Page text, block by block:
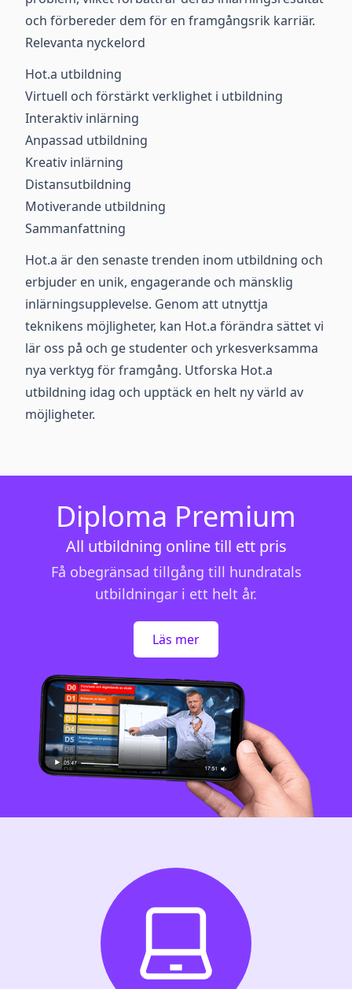
och förbereder dem för en framgångsrik karriär.
Relevanta nyckelord
Hot.a utbildning
Virtuell och förstärkt verklighet i utbildning
Interaktiv inlärning
Anpassad utbildning
Kreativ inlärning
Distansutbildning
Motiverande utbildning
Sammanfattning
Hot.a är den senaste trenden inom utbildning och
erbjuder en unik, engagerande och mänsklig
inlärningsupplevelse. Genom att utnyttja
teknikens möjligheter, kan Hot.a förändra sättet vi
lär oss på och ge studenter och yrkesverksamma
nya verktyg för framgång. Utforska Hot.a
utbildning idag och upptäck en helt ny värld av
möjligheter.
Diploma Premium
All utbildning online till ett pris
Få obegränsad tillgång till hundratals
utbildningar i ett helt år.
Läs mer